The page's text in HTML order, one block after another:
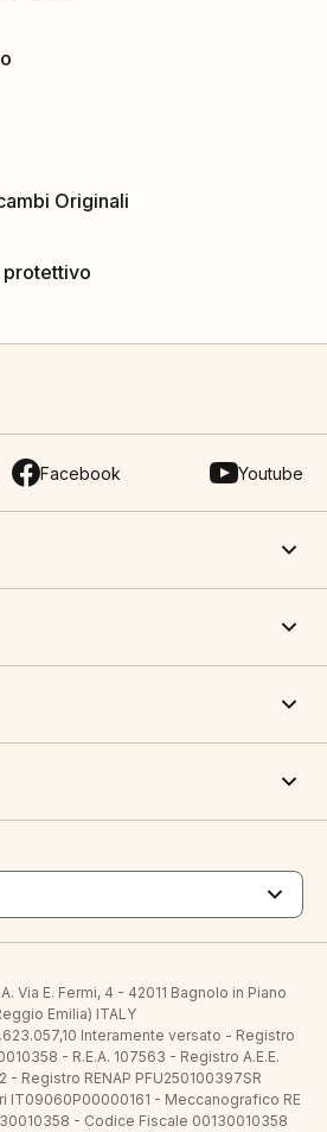
Originali
Facebook Youtube
Via E. Fermi, 4 - 42011 Bagnolo in Piano
Emilia) ITALY
Interamente versato - Registro
- R.E.A. 107563 - Registro A.E.E.
Registro RENAP PFU250100397SR
IT09060P00000161 - Meccanografico RE
- Codice Fiscale 00130010358